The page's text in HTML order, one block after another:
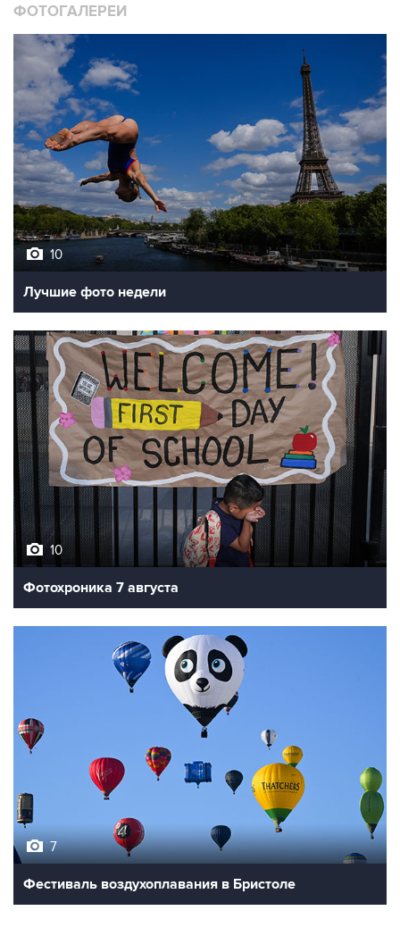
ФОТОГАЛЕРЕИ
10
Лучшие фото недели
10
Фотохроника 7 августа
7
Фестиваль воздухоплавания в Бристоле